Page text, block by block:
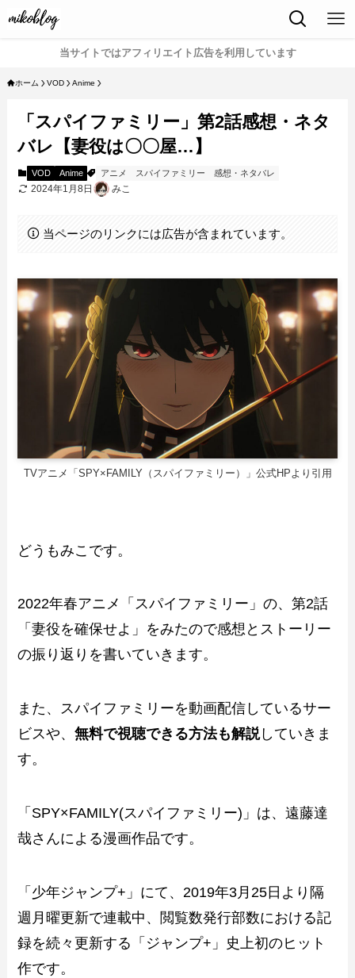
当サイトではアフィリエイト広告を利用しています
ホーム VOD Anime
「スパイファミリー」第2話感想・ネタ
バレ【妻役は〇〇屋…】
VOD Anime アニメ スパイファミリー 感想・ネタバレ
2024年1月8日 みこ
当ページのリンクには広告が含まれています。
TVアニメ「SPY×FAMILY（スパイファミリー）」公式HPより引用
どうもみこです。
2022年春アニメ「スパイファミリー」の、第2話
「妻役を確保せよ」をみたので感想とストーリー
の振り返りを書いていきます。
また、スパイファミリーを動画配信しているサー
ビスや、無料で視聴できる方法も解説していきま
す。
「SPY×FAMILY(スパイファミリー)」は、遠藤達
哉さんによる漫画作品です。
「少年ジャンプ+」にて、2019年3月25日より隔
週月曜更新で連載中、閲覧数発行部数における記
録を続々更新する「ジャンプ+」史上初のヒット
作です。